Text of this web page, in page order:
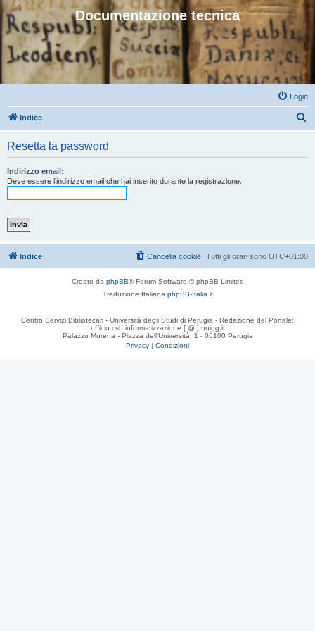
Documentazione tecnica
Login
Indice
Resetta la password
Indirizzo email:
Deve essere l’indirizzo email che hai inserito durante la registrazione.
Indice Tutti gli orari sono UTC+01:00
Cancella cookie
Creato da phpBB® Forum Software © phpBB Limited
Traduzione Italiana phpBB-Italia.it
Centro Servizi Bibliotecari - Università degli Studi di Perugia - Redazione del Portale:
ufficio.csb.informatizzazione [ @ ] unipg.it
Palazzo Murena - Piazza dell'Università, 1 - 06100 Perugia
Privacy | Condizioni